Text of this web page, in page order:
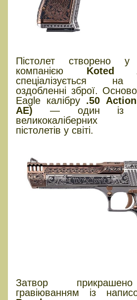
Пістолет створено у
компанією Koted
спеціалізується на
оздобленні зброї.
Eagle калібру .50
AE) — один із
великокаліберних
пістолетів у світі.
Затвор
гравіюванням із